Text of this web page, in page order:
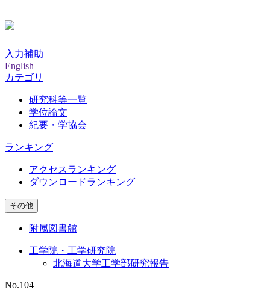
入力補助
English
カテゴリ
研究科等一覧
学位論文
紀要・学協会
ランキング
アクセスランキング
ダウンロードランキング
その他
附属図書館
工学院・工学研究院
北海道大学工学部研究報告
No.104